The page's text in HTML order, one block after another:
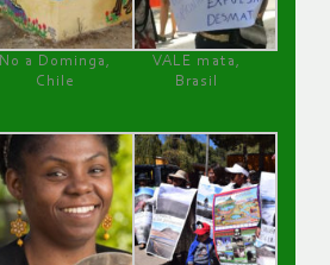
No a Dominga,
Chile
VALE mata,
Brasil